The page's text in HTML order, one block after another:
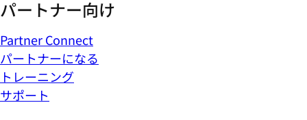
パートナー向け
Partner Connect
パートナーになる
トレーニング
サポート